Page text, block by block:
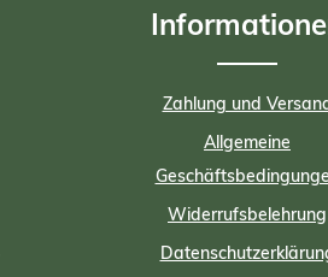
Zahlung und
Allgemeine
Widerrufsbelehrung